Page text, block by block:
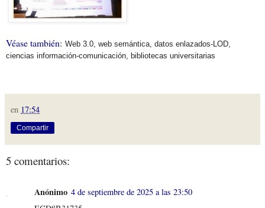
Véase también: Web 3.0, web semántica, datos enlazados-LOD,
ciencias información-comunicación, bibliotecas universitarias
en 17:54
Compartir
5 comentarios:
Anónimo 4 de septiembre de 2025 a las 23:50